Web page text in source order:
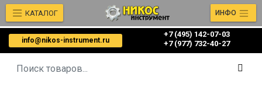
info@nikos-instrument.ru
+7 (495) 142-07-03
‎‎+7 (977) 732-40-27
КАТАЛОГ ИНФО